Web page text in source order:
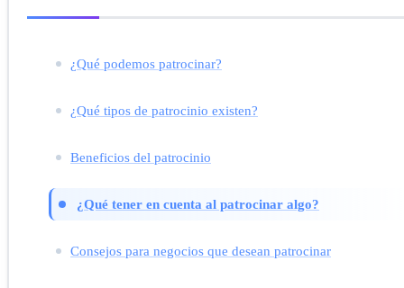
¿Qué podemos patrocinar?
¿Qué tipos de patrocinio existen?
Beneficios del patrocinio
¿Qué tener en cuenta al patrocinar algo?
Consejos para negocios que desean patrocinar